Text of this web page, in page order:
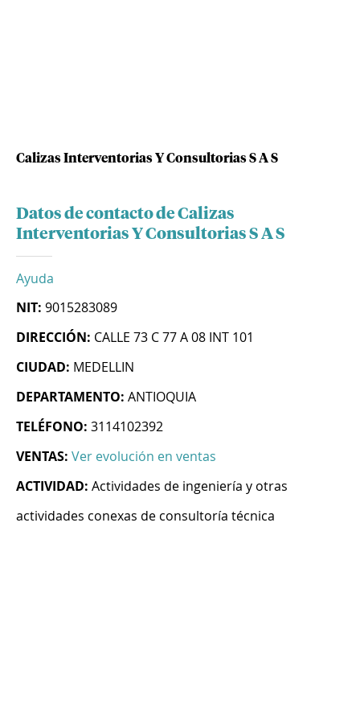
Calizas Interventorias Y Consultorias S A S
Datos de contacto de Calizas
Interventorias Y Consultorias S A S
Ayuda
NIT: 9015283089
DIRECCIÓN: CALLE 73 C 77 A 08 INT 101
CIUDAD: MEDELLIN
DEPARTAMENTO: ANTIOQUIA
TELÉFONO: 3114102392
VENTAS: Ver evolución en ventas
ACTIVIDAD: Actividades de ingeniería y otras
actividades conexas de consultoría técnica